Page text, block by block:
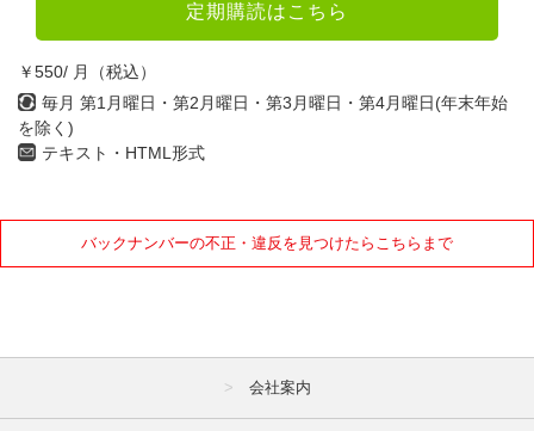
定期購読はこちら
￥550/ 月（税込）
毎月 第1月曜日・第2月曜日・第3月曜日・第4月曜日(年末年始
を除く)
テキスト・HTML形式
バックナンバーの不正・違反を見つけたらこちらまで
会社案内